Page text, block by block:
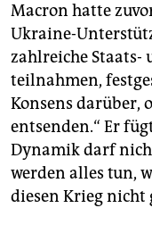
Macron hatte
Ukraine-
zahlreiche Staats-
teilnahmen,
Konsens darüber,
entsenden.“ Er
Dynamik darf
werden alles tun,
diesen Krieg nicht